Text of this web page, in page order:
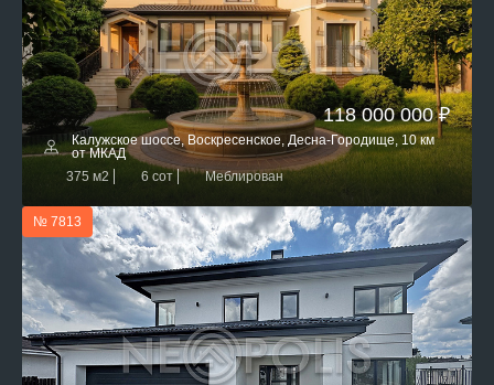
118 000 000 ₽
Калужское шоссе, Воскресенское, Десна-Городище, 10 км
от МКАД
375 м2
6 сот Меблирован
№ 7813